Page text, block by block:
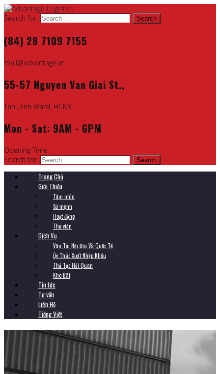
Search for:
(84) 28 7109 7155
mail@advantage.vn
55-57 Nguyen Van Giai St.,
Tan Dinh Ward, HCMC
Mon - Sat: 9AM - 6PM
Opening Time
Search for:
Trang Chủ
Giới Thiệu
Tầm nhìn
Sứ mệnh
Hoạt động
Thư viện
Dịch Vụ
Vận Tải Nội Địa Và Quốc Tế
Ủy Thác Xuất Nhập Khẩu
Thủ Tục Hải Quan
Kho Bãi
Tin tức
Tư vấn
Liên Hệ
Tiếng Việt